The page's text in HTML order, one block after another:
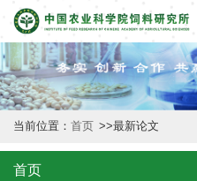
首
页
本
所
概
当前位置： 首页 >>最新论文
首页